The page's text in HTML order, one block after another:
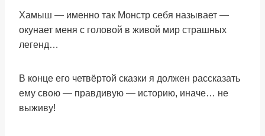
Хамыш — именно так Монстр себя называет —
окунает меня с головой в живой мир страшных
легенд…
В конце его четвёртой сказки я должен рассказать
ему свою — правдивую — историю, иначе… не
выживу!